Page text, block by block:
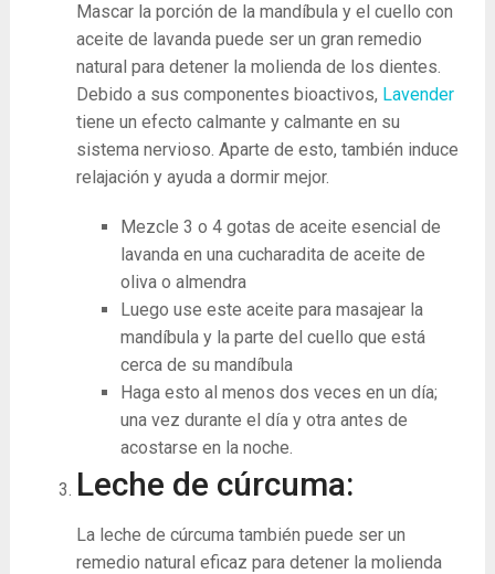
Mascar la porción de la mandíbula y el cuello con
aceite de lavanda puede ser un gran remedio
natural para detener la molienda de los dientes.
Debido a sus componentes bioactivos, Lavender
tiene un efecto calmante y calmante en su
sistema nervioso. Aparte de esto, también induce
relajación y ayuda a dormir mejor.
Mezcle 3 o 4 gotas de aceite esencial de
lavanda en una cucharadita de aceite de
oliva o almendra
Luego use este aceite para masajear la
mandíbula y la parte del cuello que está
cerca de su mandíbula
Haga esto al menos dos veces en un día;
una vez durante el día y otra antes de
acostarse en la noche.
Leche de cúrcuma:
La leche de cúrcuma también puede ser un
remedio natural eficaz para detener la molienda